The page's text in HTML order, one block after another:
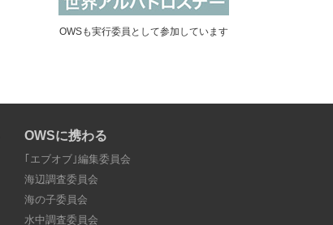
OWSも実行委員として参加しています
OWSに携わる
｢エブオブ｣編集委員会
海辺調査委員会
海の子委員会
水中調査委員会